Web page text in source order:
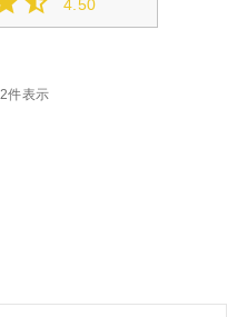
4.50
2件表示